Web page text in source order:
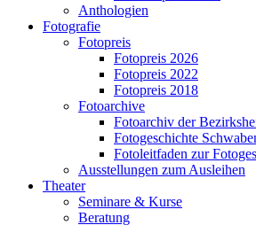
Anthologien
Fotografie
Fotopreis
Fotopreis 2026
Fotopreis 2022
Fotopreis 2018
Fotoarchive
Fotoarchiv der
Fotogeschichte
Fotoleitfaden zur
Ausstellungen zum Ausleihen
Theater
Seminare & Kurse
Beratung